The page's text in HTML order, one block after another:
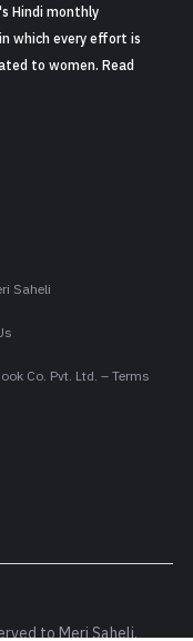
Hindi monthly
which every effort is
to women. Read
Saheli
Co. Pvt. Ltd. – Terms
to Meri Saheli.